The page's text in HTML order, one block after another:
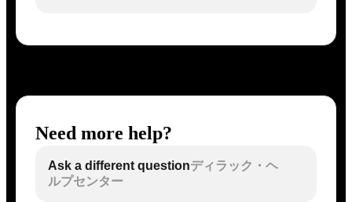
Need more help?
Ask a different questionディラック・ヘ
ルプセンター